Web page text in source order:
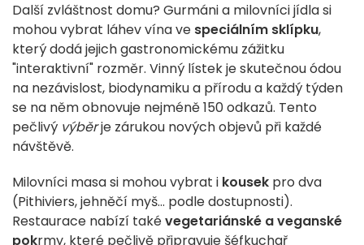
Další zvláštnost domu? Gurmáni a milovníci jídla si
mohou vybrat láhev vína ve speciálním sklípku,
který dodá jejich gastronomickému zážitku
"interaktivní" rozměr. Vinný lístek je skutečnou ódou
na nezávislost, biodynamiku a přírodu a každý týden
se na něm obnovuje nejméně 150 odkazů. Tento
pečlivý výběrje zárukou nových objevů při každé
návštěvě.
Milovníci masa si mohou vybrat i kousek pro dva
(Pithiviers, jehněčí myš... podle dostupnosti).
Restaurace nabízí takévegetariánské a veganské
pokrmy, které pečlivě připravuje šéfkuchař